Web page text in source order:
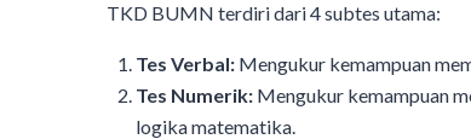
TKD BUMN terdiri dari 4 subtes utama:
Tes Verbal: Mengukur kemampuan
Tes Numerik: Mengukur kemampuan
logika matematika.